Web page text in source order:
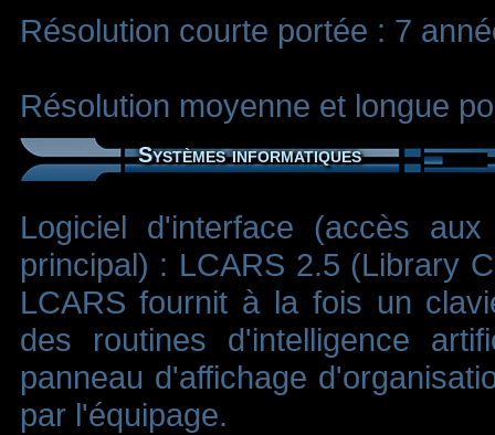
Résolution courte portée : 7
Résolution moyenne et longue
Systèmes informatiques
Logiciel d'interface (accès
principal) : LCARS 2.5 (Library
LCARS fournit à la fois un
des routines d'intelligence
panneau d'affichage
par l'équipage.